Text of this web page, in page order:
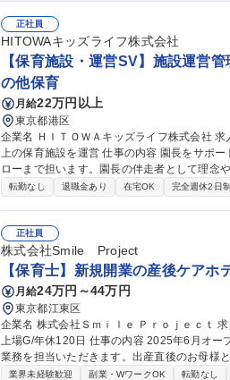
正社員
HITOWAキッズライフ株式会社
【保育施設・運営SV】施設運営
の他保育
月給22万円以上
東京都港区
企業名 ＨＩＴＯＷＡキッズライフ株式会社 求人名 【保育施設・運営SV】施設運営管理・園長サポート/100園以
上の保育施設を運営 仕事の内容 園長をサポートする部門にて、施設の運営管理や施策の企画からスタッフのフォ
ローまで担います。園長の伴走者として理念
にやりがいある職務です。 ■スタッフ面談やキャリア支援および園長のフォロー、コーチング ■自社保育園におけ
機関との連携強化 ■理念理解のため入社直後は保育園で勤務
SV】施設運営管理・園長サポート/100園以上
転勤なし 退職金あり 在宅OK 完全週休2日制
正社員
株式会社Smile Project
【保育士】新規開業の産後ケア
月給24万円～44万円
東京都江東区
企業名 株式会社Ｓｍｉｌｅ Ｐｒｏｊｅｃｔ 求人名 【保育士】新規開業の産後ケアホテル勤務（有明）/グロース
上場G/年休120日 仕事の内容 2025年6月オープン予定の産後ケア施設「Villa Mom」にて、新生児・乳幼児の保育
業務を担当いただきます。出産直後のお母様
る環境づくりを行います。 ★「Villa Mom 東京・有明」https://villamom.com/に関する業務をお任せします★
業界未経験歓迎 副業・WワークOK 転勤なし